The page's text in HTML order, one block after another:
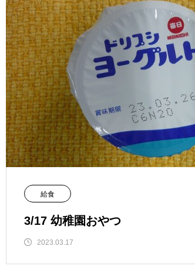
給食
3/17 幼稚園おやつ
2023.03.17